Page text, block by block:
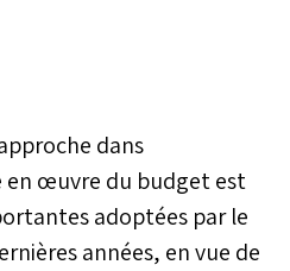
dans
en œuvre du budget est
adoptées par le
années, en vue de